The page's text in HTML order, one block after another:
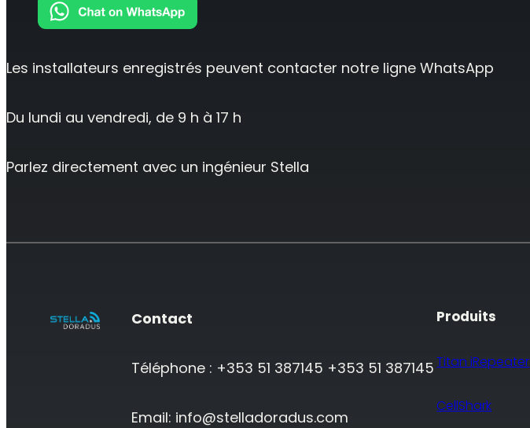
Les installateurs enregistrés peuvent contacter notre ligne WhatsApp
Du lundi au vendredi, de 9 h à 17 h
Parlez directement avec un ingénieur Stella
Contact
Téléphone : +353 51 387145 +353 51 387145
Email: info@stelladoradus.com
Produits
Titan iRepeater
CellShark